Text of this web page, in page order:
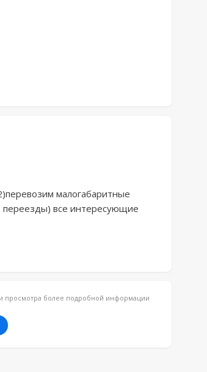
малогабаритные
переезды) все интересующие
просмотра более подробной информации